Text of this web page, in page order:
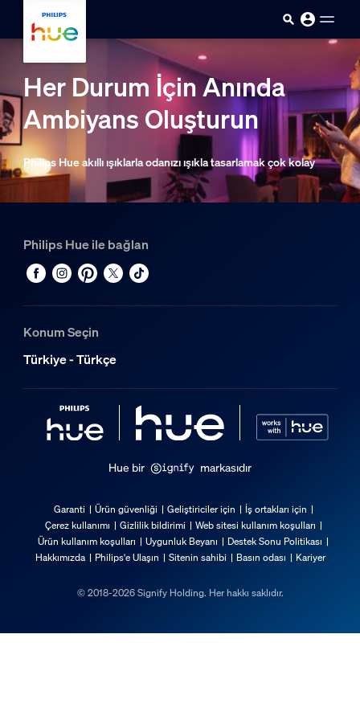
Her Durum İçin Anında
Ambiyans Oluşturun
Philips Hue akıllı ışıklarla odanızı ışıkla tasarlamak çok kolay
Philips Hue ile bağlan
Konum Seçin
Türkiye - Türkçe
Hue bir markasıdır
Garanti Ürün güvenliği Geliştiriciler için
İş ortakları için
Çerez kullanımı
Gizlilik bildirimi
Web sitesi kullanım koşulları
Ürün kullanım koşulları
Uygunluk Beyanı
Destek Sonu Politikası
Hakkımızda
Philips'e Ulaşın Sitenin sahibi Basın odası Kariyer
© 2018-2026 Signify Holding. Her hakkı saklıdır.